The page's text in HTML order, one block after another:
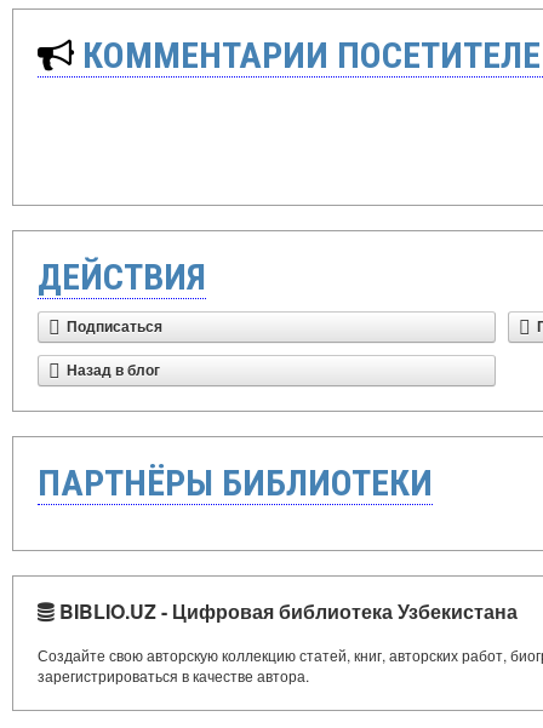
КОММЕНТАРИИ
ДЕЙСТВИЯ
Подписаться
Назад в блог
ПАРТНЁРЫ БИБЛИОТЕКИ
BIBLIO.UZ - Цифровая библиотека Узбекистана
Создайте свою авторскую коллекцию статей, книг, авторских работ,
зарегистрироваться в качестве автора.